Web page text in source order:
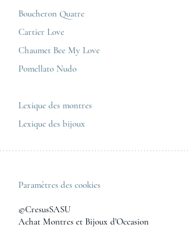
Plan du site
Nous contacter
Boucheron Quatre
Cartier Love
Chaumet Bee My Love
Pomellato Nudo
Lexique des montres
Lexique des bijoux
Paramètres des cookies
©CresusSASU
Achat Montres et Bijoux d'Occasion